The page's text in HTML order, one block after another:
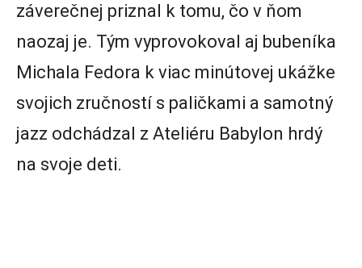
záverečnej priznal k tomu, čo v ňom
naozaj je. Tým vyprovokoval aj bubeníka
Michala Fedora k viac minútovej ukážke
svojich zručností s paličkami a samotný
jazz odchádzal z Ateliéru Babylon hrdý
na svoje deti.